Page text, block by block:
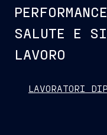
SALUTE E
LAVORO
LAVORATORI